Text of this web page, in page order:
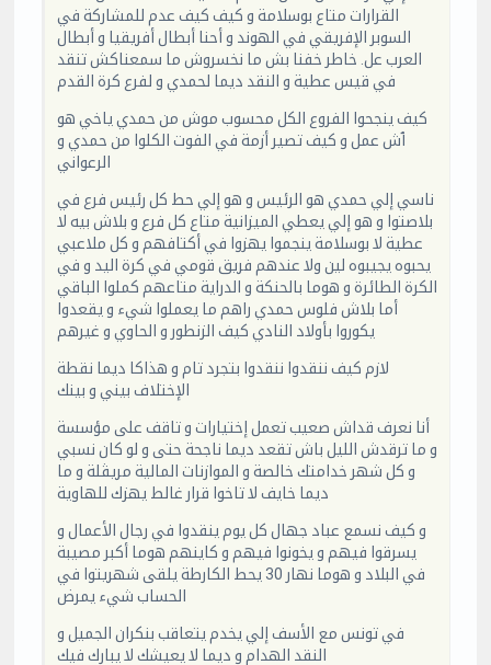
القرارات متاع بوسلامة و كيف كيف عدم للمشاركة في
السوبر الإفريقي في الهوند و أحنا أبطال أفريقيا و أبطال
العرب عل. خاطر خفنا بش ما نخسروش ما سمعناكش تنقد
في قيس عطية و النقد ديما لحمدي و لفرع كرة القدم
كيف ينجحوا الفروع الكل محسوب موش من حمدي ياخي هو
ٱش عمل و كيف تصير أزمة في الفوت الكلوا من حمدي و
الرعواني
ناسي إلي حمدي هو الرئيس و هو إلي حط كل رئيس فرع في
بلاصتوا و هو إلي يعطي الميزانية متاع كل فرع و بلاش بيه لا
عطية لا بوسلامة ينجموا يهزوا في أكتافهم و كل ملاعبي
يحبوه يجيبوه لين ولا عندهم فريق قومي في كرة اليد و في
الكرة الطائرة و هوما بالحنكة و الدراية متاعهم كملوا الباقي
أما بلاش فلوس حمدي راهم ما يعملوا شيء و يقعدوا
يكوروا بأولاد النادي كيف الزنطور و الحاوي و غيرهم
لازم كيف ننقدوا ننقدوا بتجرد تام و هذاكا ديما نقطة
الإختلاف بيني و بينك
أنا نعرف قداش صعيب تعمل إختيارات و تاقف على مؤسسة
و ما ترقدش الليل باش تقعد ديما ناجحة حتى و لو كان نسبي
و كل شهر خدامتك خالصة و الموازنات المالية مريڤلة و ما
ديما خايف لا تاخوا قرار غالط يهزك للهاوية
و كيف نسمع عباد جهال كل يوم ينقدوا في رجال الأعمال و
يسرقوا فيهم و يخونوا فيهم و كاينهم هوما أكبر مصيبة
في البلاد و هوما نهار 30 يحط الكارطة يلقى شهريتوا في
الحساب شيء يمرض
في تونس مع الأسف إلي يخدم يتعاقب بنكران الجميل و
النقد الهدام و ديما لا يعيشك لا يبارك فيك